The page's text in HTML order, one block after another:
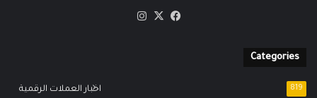
فيسبوك
‫X
Categories
اخبار العملات الرقمية 819